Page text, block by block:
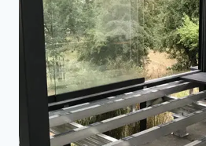
UNA
SCELTA
DAVVERO
PRIVA
DI